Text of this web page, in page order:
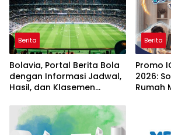
Berita
Bolavia, Portal Berita Bola
dengan Informasi Jadwal,
Hasil, dan Klasemen
Berita
Promo
2026:
Rumah